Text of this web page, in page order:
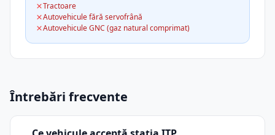
Tractoare
Autovehicule fără servofrână
Autovehicule GNC (gaz natural comprimat)
Întrebări frecvente